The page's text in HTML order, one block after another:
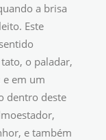
a brisa
Este
o paladar,
e em um
dentro deste
e também